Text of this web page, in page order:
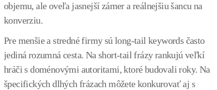
objemu, ale oveľa jasnejší zámer a reálnejšiu šancu na
konverziu.
Pre menšie a stredné firmy sú long-tail keywords často
jediná rozumná cesta. Na short-tail frázy rankujú veľkí
hráči s doménovými autoritami, ktoré budovali roky. Na
špecifických dlhých frázach môžete konkurovať aj s